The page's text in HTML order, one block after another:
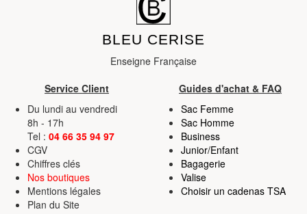
BLEU CERISE
Enseigne Française
Service Client
Guides d'achat & FAQ
Du lundi au vendredi
8h - 17h
Tel : 04 66 35 94 97
CGV
Chiffres clés
Nos boutiques
Mentions légales
Plan du Site
Sac Femme
Sac Homme
Business
Junior/Enfant
Bagagerie
Valise
Choisir un cadenas TSA